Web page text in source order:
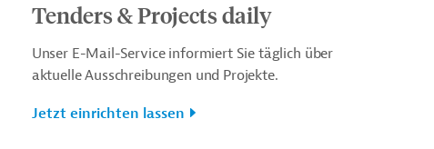
Tenders & Projects daily
Unser E-Mail-Service informiert Sie täglich über
aktuelle Ausschreibungen und Projekte.
Jetzt einrichten lassen